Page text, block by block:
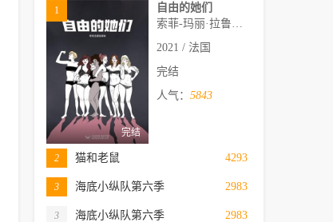
完结
1
自由的她们
2021 / 法国
完结
人气：5843
2 猫和老鼠 4293
3 海底小纵队第六季 2983
3 海底小纵队第六季 2983